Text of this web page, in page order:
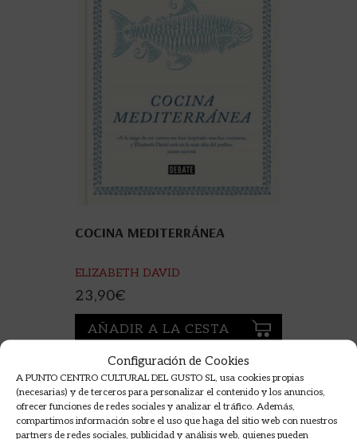
Configuración de Cookies
A PUNTO CENTRO CULTURAL DEL GUSTO SL, usa cookies propias
(necesarias) y de terceros para personalizar el contenido y los anuncios,
ofrecer funciones de redes sociales y analizar el tráfico. Además,
compartimos información sobre el uso que haga del sitio web con nuestros
partners de redes sociales, publicidad y análisis web, quienes pueden
COCINA MEDITERRÁNEA
ELIZABETH DAVID
23,90€
AÑADIR A LA CESTA